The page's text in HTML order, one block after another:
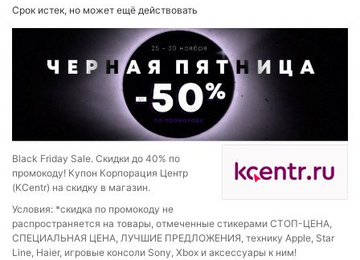
Срок истек, но может ещё действовать
Black Friday Sale. Скидки до 40% по
промокоду! Купон Корпорация Центр
(KCentr) на скидку в магазин.
Условия: *скидка по промокоду не
распространяется на товары, отмеченные стикерами СТОП-ЦЕНА,
СПЕЦИАЛЬНАЯ ЦЕНА, ЛУЧШИЕ ПРЕДЛОЖЕНИЯ, технику Apple, Star
Line, Haier, игровые консоли Sony, Xbox и аксессуары к ним!